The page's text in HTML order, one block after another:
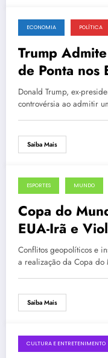
3 de março de 2026
ECONOMIA POLÍTICA
Trump
de Ponta nos
sobre
Donald Trump, ex-
controvérsia ao admitir
Saiba Mais
3 de março de 2026
ESPORTES MUNDO
Copa do
EUA-Irã e
Geram
Conflitos geopolíticos e
a realização da Copa
Saiba Mais
3 de março de 2026
CULTURA E ENTRETENIMENTO